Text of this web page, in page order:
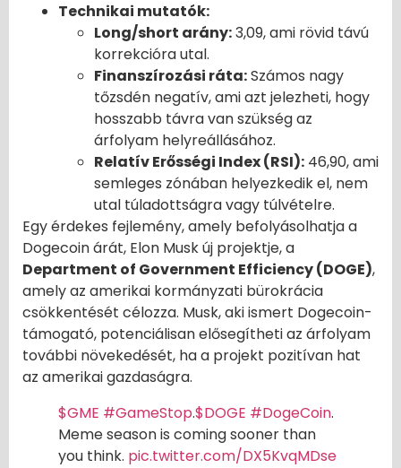
Technikai mutatók:
Long/short arány:3,09, ami rövid távú
korrekcióra utal.
Finanszírozási ráta:Számos nagy
tőzsdén negatív, ami azt jelezheti, hogy
hosszabb távra van szükség az
árfolyam helyreállásához.
Relatív Erősségi Index (RSI): 46,90, ami
semleges zónában helyezkedik el, nem
utal túladottságra vagy túlvételre.
Egy érdekes fejlemény, amely befolyásolhatja a
Dogecoin árát, Elon Musk új projektje, a
Department of Government Efficiency (DOGE),
amely az amerikai kormányzati bürokrácia
csökkentését célozza. Musk, aki ismert Dogecoin-
támogató, potenciálisan elősegítheti az árfolyam
további növekedését, ha a projekt pozitívan hat
az amerikai gazdaságra.
$GME #GameStop.$DOGE #DogeCoin.
Meme season is coming sooner than
you think. pic.twitter.com/DX5KvqMDse